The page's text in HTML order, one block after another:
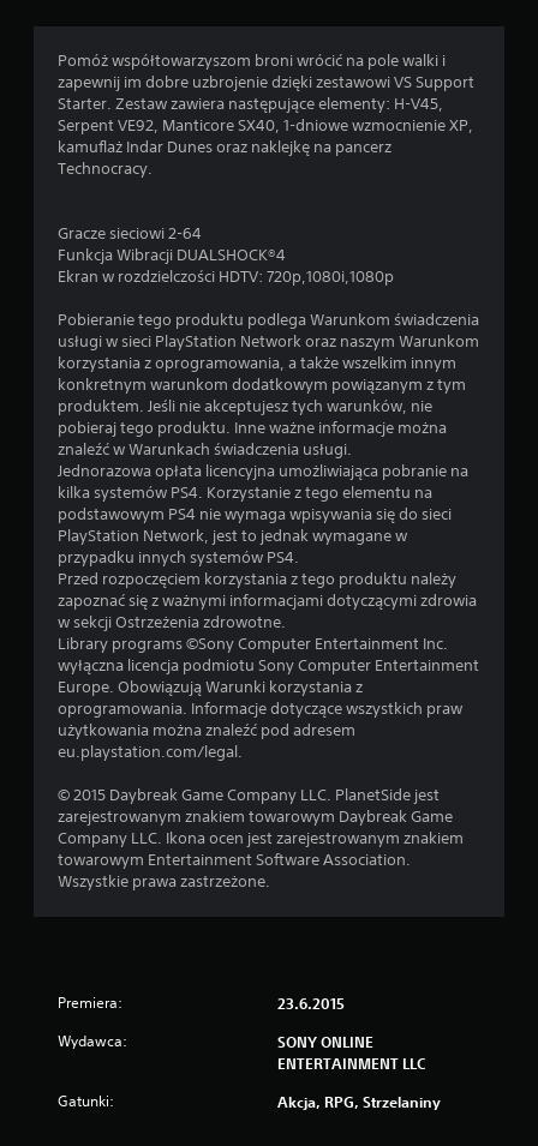
Pomóż współtowarzyszom broni wrócić na pole walki i
zapewnij im dobre uzbrojenie dzięki zestawowi VS Support
Starter. Zestaw zawiera następujące elementy: H-V45,
Serpent VE92, Manticore SX40, 1-dniowe wzmocnienie XP,
kamuflaż Indar Dunes oraz naklejkę na pancerz
Technocracy.
Gracze sieciowi 2-64
Funkcja Wibracji DUALSHOCK®4
Ekran w rozdzielczości HDTV: 720p,1080i,1080p
Pobieranie tego produktu podlega Warunkom świadczenia
usługi w sieci PlayStation Network oraz naszym Warunkom
korzystania z oprogramowania, a także wszelkim innym
konkretnym warunkom dodatkowym powiązanym z tym
produktem. Jeśli nie akceptujesz tych warunków, nie
pobieraj tego produktu. Inne ważne informacje można
znaleźć w Warunkach świadczenia usługi.
Jednorazowa opłata licencyjna umożliwiająca pobranie na
kilka systemów PS4. Korzystanie z tego elementu na
podstawowym PS4 nie wymaga wpisywania się do sieci
PlayStation Network, jest to jednak wymagane w
przypadku innych systemów PS4.
Przed rozpoczęciem korzystania z tego produktu należy
zapoznać się z ważnymi informacjami dotyczącymi zdrowia
w sekcji Ostrzeżenia zdrowotne.
Library programs ©Sony Computer Entertainment Inc.
wyłączna licencja podmiotu Sony Computer Entertainment
Europe. Obowiązują Warunki korzystania z
oprogramowania. Informacje dotyczące wszystkich praw
użytkowania można znaleźć pod adresem
eu.playstation.com/legal.
© 2015 Daybreak Game Company LLC. PlanetSide jest
zarejestrowanym znakiem towarowym Daybreak Game
Company LLC. Ikona ocen jest zarejestrowanym znakiem
towarowym Entertainment Software Association.
Wszystkie prawa zastrzeżone.
Premiera: 23.6.2015
Wydawca:
SONY ONLINE
ENTERTAINMENT LLC
Gatunki: Akcja, RPG, Strzelaniny